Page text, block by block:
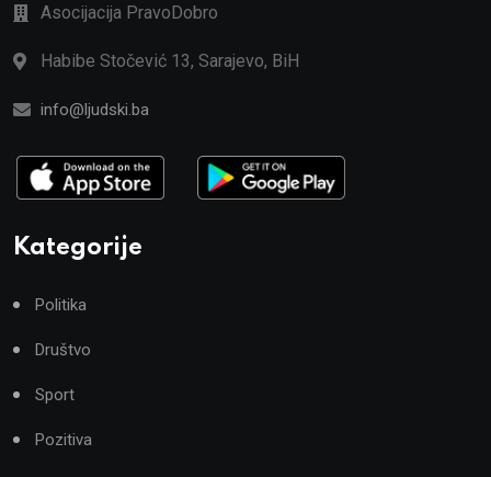
Asocijacija PravoDobro
Habibe Stočević 13, Sarajevo, BiH
info@ljudski.ba
Kategorije
Politika
Društvo
Sport
Pozitiva